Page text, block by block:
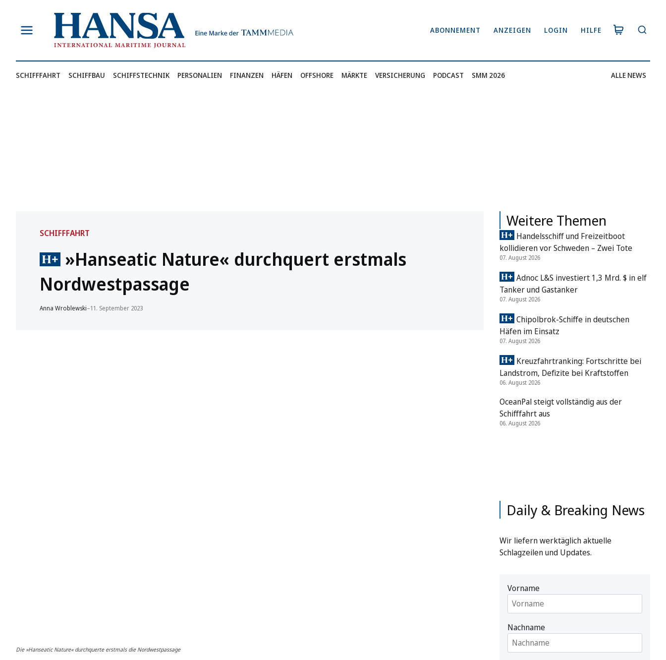
springen
ABONNEMENT ANZEIGEN LOGIN HILFE
SCHIFFFAHRT SCHIFFBAU SCHIFFSTECHNIK PERSONALIEN FINANZEN HÄFEN OFFSHORE MÄRKTE VERSICHERUNG PODCAST SMM 2026 ALLE NEWS
SCHIFFFAHRT
»Hanseatic Nature« durchquert erstmals
Nordwestpassage
Anna Wroblewski–11. September 2023
Die »Hanseatic Nature« durchquerte erstmals die Nordwestpassage
Weitere Themen
Handelsschiff und Freizeitboot
kollidieren vor Schweden – Zwei Tote
07. August 2026
Adnoc L&S investiert 1,3 Mrd. $ in elf
Tanker und Gastanker
07. August 2026
Chipolbrok-Schiffe in deutschen
Häfen im Einsatz
07. August 2026
Kreuzfahrtranking: Fortschritte bei
Landstrom, Defizite bei Kraftstoffen
06. August 2026
OceanPal steigt vollständig aus der
Schifffahrt aus
06. August 2026
Daily & Breaking News
Wir liefern werktäglich aktuelle
Schlagzeilen und Updates.
Vorname
Nachname